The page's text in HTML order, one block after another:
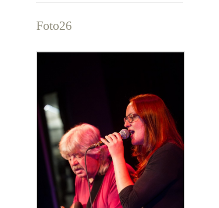
Foto26